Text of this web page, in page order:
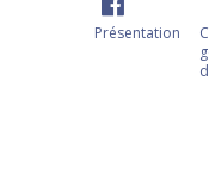
Présentation